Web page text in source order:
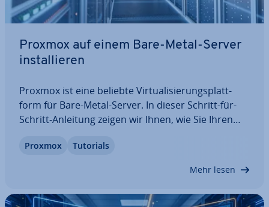
Proxmox auf einem Bare-Metal-Server
in­stal­lie­ren
Proxmox ist eine beliebte Vir­tua­li­sie­rungs­platt­
form für Bare-Metal-Server. In dieser Schritt-für-
Schritt-Anleitung zeigen wir Ihnen, wie Sie Ihren
das boot­fä­hi­ge In­stal­la­ti­ons­me­di­um für den
Proxmox Tutorials
Mehr lesen